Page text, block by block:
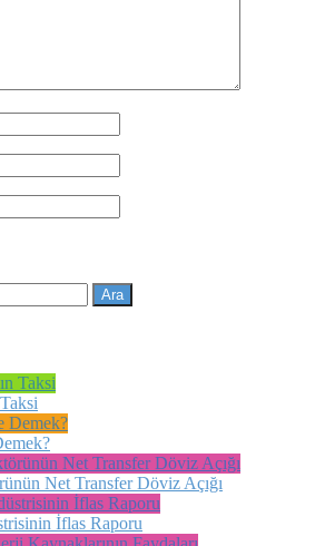
Net Transfer Döviz Açığı
İflas Raporu